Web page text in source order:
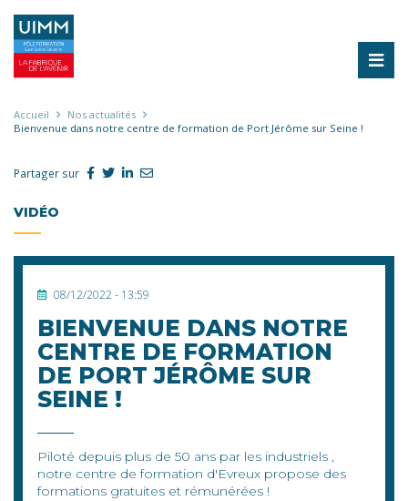
contenu
principal
Fil
Accueil
Nos actualités
Bienvenue dans notre centre de formation de Port Jérôme sur Seine !
VIDÉO
08/12/2022 - 13:59
BIENVENUE DANS NOTRE
CENTRE DE FORMATION
DE PORT JÉRÔME SUR
SEINE !
Piloté depuis plus de 50 ans par les industriels ,
notre centre de formation d'Evreux propose des
formations gratuites et rémunérées !
Partager sur